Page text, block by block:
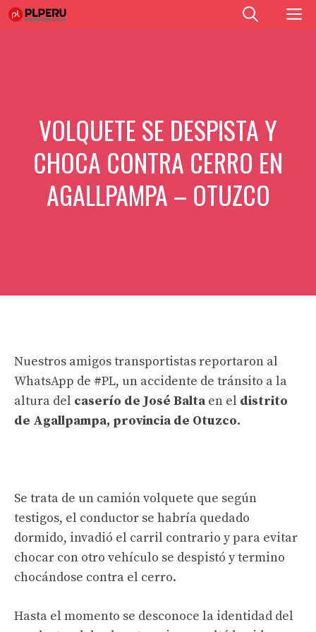
Saltar
VOLQUETE SE DESPISTA Y
CHOCA CONTRA CERRO EN
AGALLPAMPA – OTUZCO
Nuestros amigos transportistas reportaron al
WhatsApp de #PL, un accidente de tránsito a la
altura del caserío de José Balta en el distrito
de Agallpampa, provincia de Otuzco.
Se trata de un camión volquete que según
testigos, el conductor se habría quedado
dormido, invadió el carril contrario y para evitar
chocar con otro vehículo se despistó y termino
chocándose contra el cerro.
Hasta el momento se desconoce la identidad del